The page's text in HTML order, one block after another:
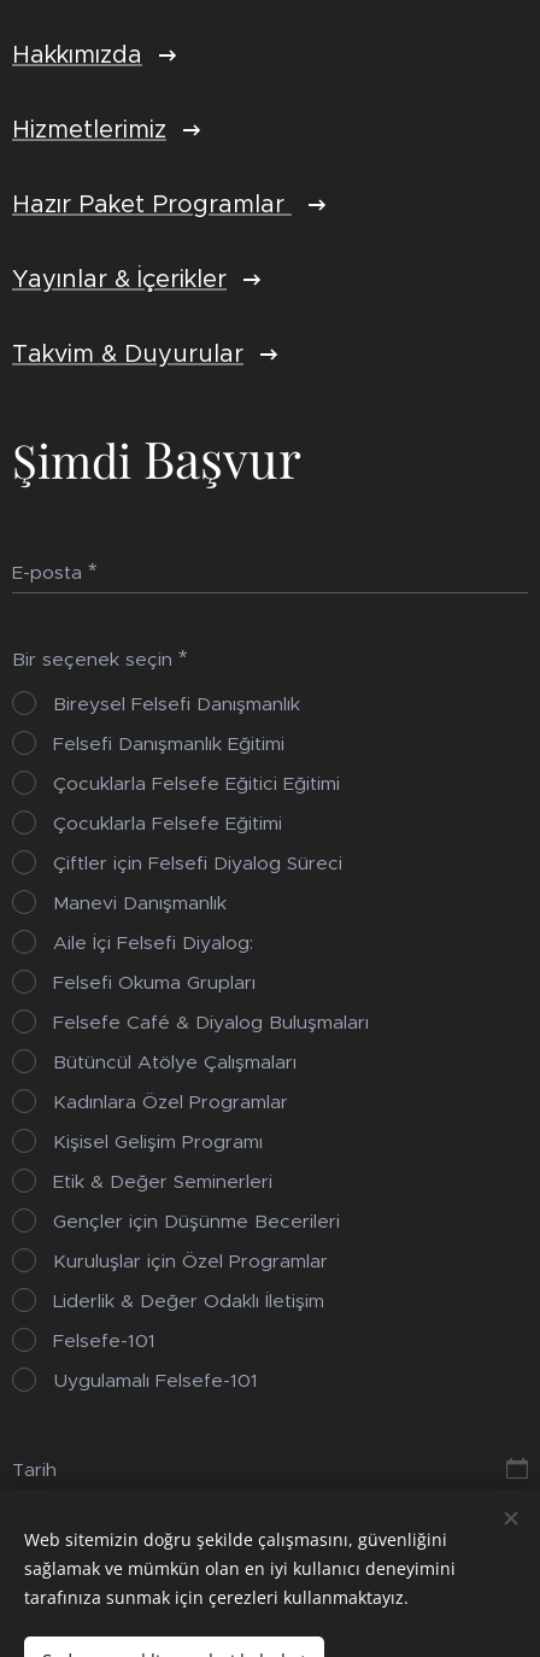
Hakkımızda
Hizmetlerimiz
Hazır Paket Programlar
Yayınlar & İçerikler
Takvim & Duyurular
Şimdi Başvur
E-posta
Bir seçenek seçin
Bireysel Felsefi Danışmanlık
Felsefi Danışmanlık Eğitimi
Çocuklarla Felsefe Eğitici Eğitimi
Çocuklarla Felsefe Eğitimi
Çiftler için Felsefi Diyalog Süreci
Manevi Danışmanlık
Aile İçi Felsefi Diyalog:
Felsefi Okuma Grupları
Felsefe Café & Diyalog Buluşmaları
Bütüncül Atölye Çalışmaları
Kadınlara Özel Programlar
Kişisel Gelişim Programı
Etik & Değer Seminerleri
Gençler için Düşünme Becerileri
Kuruluşlar için Özel Programlar
Liderlik & Değer Odaklı İletişim
Felsefe-101
Uygulamalı Felsefe-101
Tarih
Gönder
Web sitemizin doğru şekilde çalışmasını, güvenliğini
sağlamak ve mümkün olan en iyi kullanıcı deneyimini
tarafınıza sunmak için çerezleri kullanmaktayız.